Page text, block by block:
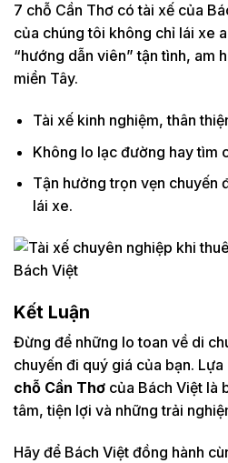
7 chỗ Cần Thơ có tài xế của
của chúng tôi không chỉ lái xe
“hướng dẫn viên” tận tình, am
miền Tây.
Tài xế kinh nghiệm, thân
Không lo lạc đường hay tìm
Tận hưởng trọn vẹn chuyến
lái xe.
Kết Luận
Đừng để những lo toan về di
chuyến đi quý giá của bạn.
chỗ Cần Thơ của Bách Việt là
tâm, tiện lợi và những trải
Hãy để Bách Việt đồng hành